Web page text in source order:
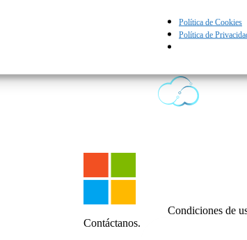
Política de Cookies
Política de
Contáctanos.
Condiciones de